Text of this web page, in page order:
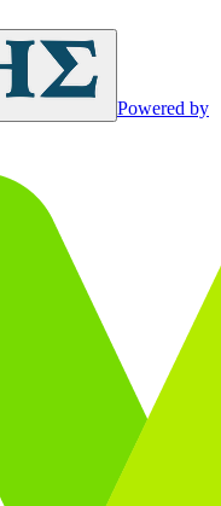
Powered by